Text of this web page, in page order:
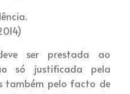
ser prestada ao
só justificada pela
também pelo facto de